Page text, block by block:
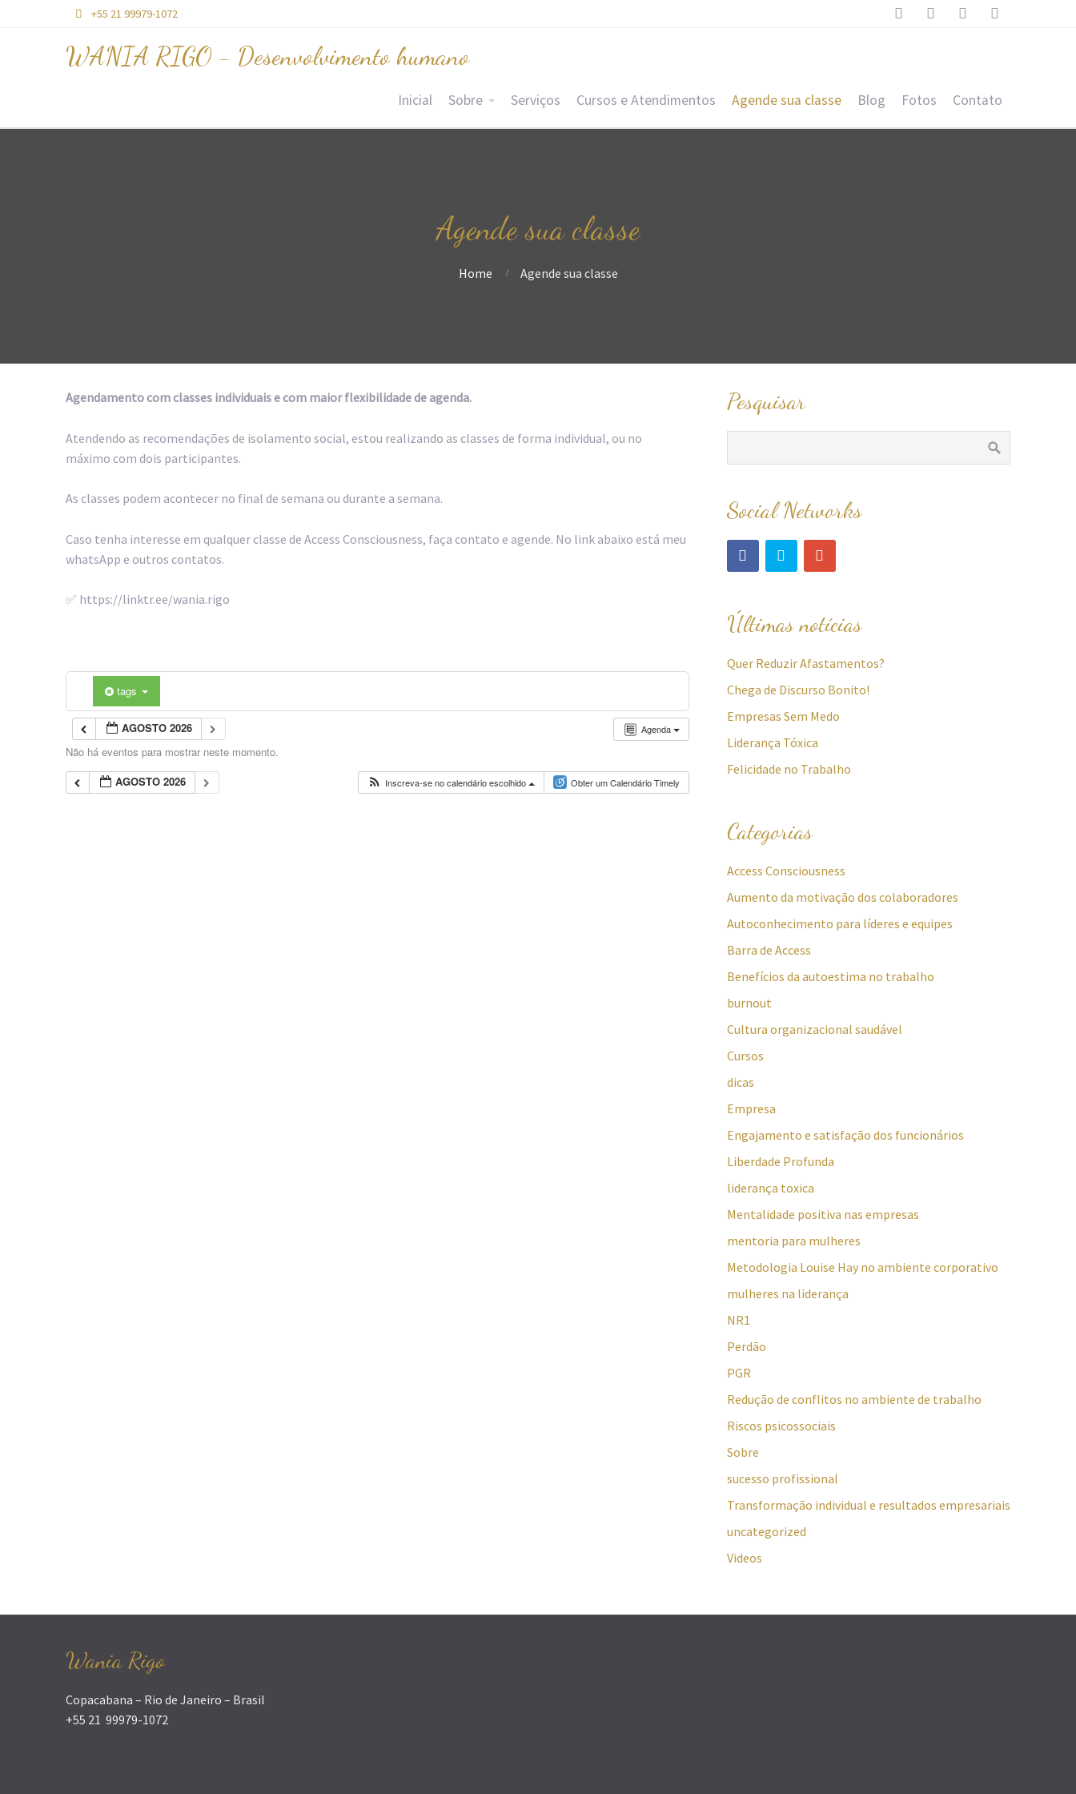
 +55 21 99979-1072    
WANIA RIGO - Desenvolvimento humano
Inicial Sobre Serviços Cursos e Atendimentos Agende sua classe Blog Fotos Contato
Agende sua classe
Home Agende sua classe
Agendamento com classes individuais e com maior flexibilidade de agenda.
Atendendo as recomendações de isolamento social, estou realizando as classes de forma individual, ou no
máximo com dois participantes.
As classes podem acontecer no final de semana ou durante a semana.
Caso tenha interesse em qualquer classe de Access Consciousness, faça contato e agende. No link abaixo está meu
whatsApp e outros contatos.
✅ https://linktr.ee/wania.rigo
tags
Agenda
AGOSTO 2026
Não há eventos para mostrar neste momento.
AGOSTO 2026
Inscreva-se no calendário escolhido Obter um Calendário Timely
Pesquisar
Social Networks
Últimas notícias
Quer Reduzir Afastamentos?
Chega de Discurso Bonito!
Empresas Sem Medo
Liderança Tóxica
Felicidade no Trabalho
Categorias
Access Consciousness
Aumento da motivação dos colaboradores
Autoconhecimento para líderes e equipes
Barra de Access
Benefícios da autoestima no trabalho
burnout
Cultura organizacional saudável
Cursos
dicas
Empresa
Engajamento e satisfação dos funcionários
Liberdade Profunda
liderança toxica
Mentalidade positiva nas empresas
mentoria para mulheres
Metodologia Louise Hay no ambiente corporativo
mulheres na liderança
NR1
Perdão
PGR
Redução de conflitos no ambiente de trabalho
Riscos psicossociais
Sobre
sucesso profissional
Transformação individual e resultados empresariais
uncategorized
Videos
Wania Rigo
Copacabana – Rio de Janeiro – Brasil
+55 21 99979-1072